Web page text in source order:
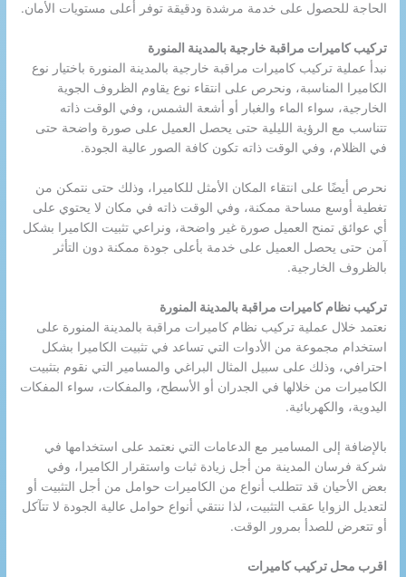
الحاجة للحصول على خدمة مرشدة ودقيقة توفر أعلى مستويات الأمان.
تركيب كاميرات مراقبة خارجية بالمدينة المنورة
نبدأ عملية تركيب كاميرات مراقبة خارجية بالمدينة المنورة باختيار نوع
الكاميرا المناسبة، ونحرص على انتقاء نوع يقاوم الظروف الجوية
الخارجية، سواء الماء والغبار أو أشعة الشمس، وفي الوقت ذاته
تتناسب مع الرؤية الليلية حتى يحصل العميل على صورة واضحة حتى
في الظلام، وفي الوقت ذاته تكون كافة الصور عالية الجودة.
نحرص أيضًا على انتقاء المكان الأمثل للكاميرا، وذلك حتى نتمكن من
تغطية أوسع مساحة ممكنة، وفي الوقت ذاته في مكان لا يحتوي على
أي عوائق تمنح العميل صورة غير واضحة، ونراعي تثبيت الكاميرا بشكل
آمن حتى يحصل العميل على خدمة بأعلى جودة ممكنة دون التأثر
بالظروف الخارجية.
تركيب نظام كاميرات مراقبة بالمدينة المنورة
نعتمد خلال عملية تركيب نظام كاميرات مراقبة بالمدينة المنورة على
استخدام مجموعة من الأدوات التي تساعد في تثبيت الكاميرا بشكل
احترافي، وذلك على سبيل المثال البراغي والمسامير التي نقوم بتثبيت
الكاميرات من خلالها في الجدران أو الأسطح، والمفكات، سواء المفكات
اليدوية، والكهربائية.
بالإضافة إلى المسامير مع الدعامات التي نعتمد على استخدامها في
شركة فرسان المدينة من أجل زيادة ثبات واستقرار الكاميرا، وفي
بعض الأحيان قد تتطلب أنواع من الكاميرات حوامل من أجل التثبيت أو
لتعديل الزوايا عقب التثبيت، لذا ننتقي أنواع حوامل عالية الجودة لا تتآكل
أو تتعرض للصدأ بمرور الوقت.
اقرب محل تركيب كاميرات